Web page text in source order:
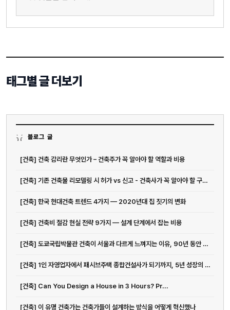
블로그 글
[건축] 건축 감리란 무엇인가 – 건축주가 꼭 알아야 할 역할과 비용
[건축] 기존 건축물 리모델링 시 허가 vs 신고 - 건축사가 꼭 알아야 할 구분 기준
[건축] 한국 현대건축 트렌드 4가지 — 2020년대 집 짓기의 변화
[건축] 건축비 절감 현실 전략 9가지 — 설계 단계에서 잡는 비용
[건축] 도쿄국립박물관 건축이 서울과 다르게 느껴지는 이유, 90년 동안 쌓...
[건축] 1인 자영업자에서 패시브주택 종합건설사가 되기까지, 5년 성장의 진짜 의미
[건축] Can You Design a House in 3 Hours? Pr...
[건축] 이 유명 건축가는 건축가들이 설계하는 방식을 어떻게 혁신했나
태그별 글 더보기